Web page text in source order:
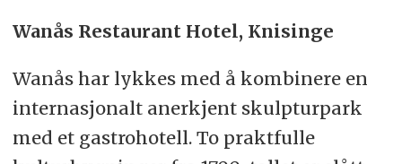
Wanås Restaurant Hotel, Knisinge
Wanås har lykkes med å kombinere en
internasjonalt anerkjent skulpturpark
med et gastrohotell. To praktfulle